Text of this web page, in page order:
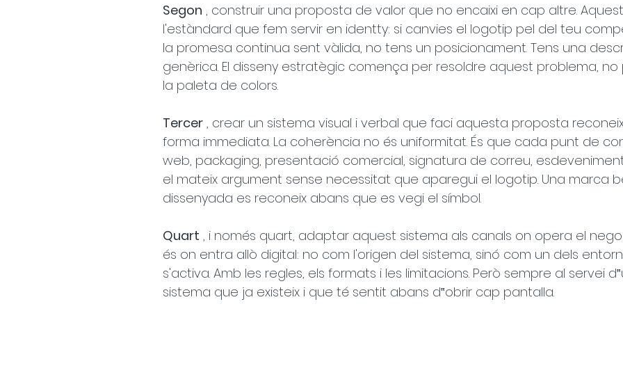
Segon , construir una proposta de valor que no encaixi en cap altre.
l'estàndard que fem servir en identty: si canvies el logotip pel del teu
la promesa continua sent vàlida, no tens un posicionament. Tens una
genèrica. El disseny estratègic comença per resoldre aquest problema,
la paleta de colors.
Tercer , crear un sistema visual i verbal que faci aquesta proposta
forma immediata. La coherència no és uniformitat. És que cada punt de
web, packaging, presentació comercial, signatura de correu,
el mateix argument sense necessitat que aparegui el logotip. Una marca
dissenyada es reconeix abans que es vegi el símbol.
Quart , i només quart, adaptar aquest sistema als canals on opera el
és on entra allò digital: no com l'origen del sistema, sinó com un dels
s'activa. Amb les regles, els formats i les limitacions. Però sempre al servei
sistema que ja existeix i que té sentit abans d‟obrir cap pantalla.